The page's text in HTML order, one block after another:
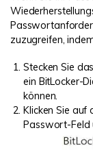
zuzugreifen,
Stecken Sie
ein BitLocker-
können.
Klicken Sie auf
Passwort-Feld